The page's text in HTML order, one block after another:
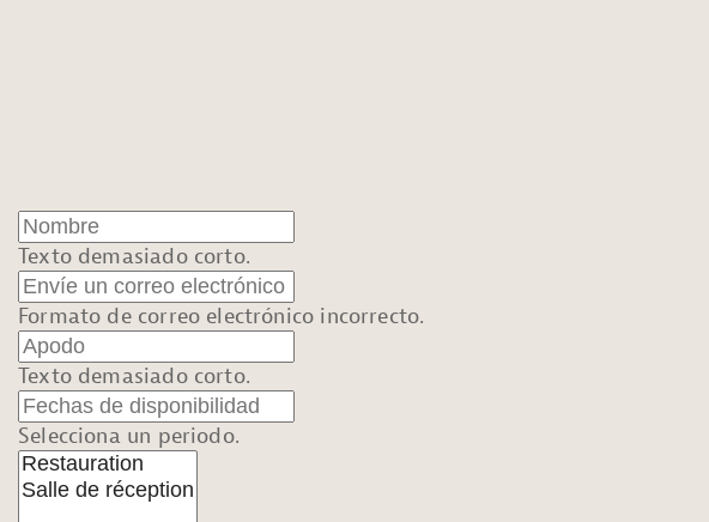
Texto demasiado corto.
Formato de correo electrónico incorrecto.
Texto demasiado corto.
Selecciona un periodo.